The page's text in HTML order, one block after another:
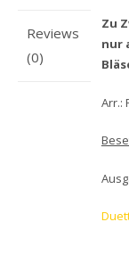
Reviews
(0)
Zu
nur
Arr.: